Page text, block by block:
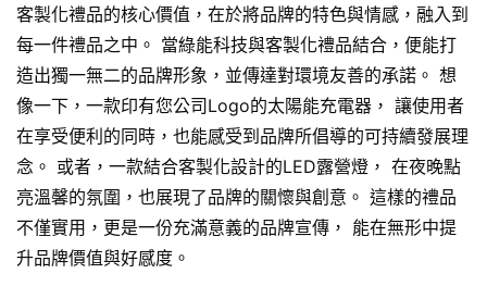
客製化禮品的核心價值，在於將品牌的特色與情感，融入到
每一件禮品之中。 當綠能科技與客製化禮品結合，便能打
造出獨一無二的品牌形象，並傳達對環境友善的承諾。 想
像一下，一款印有您公司Logo的太陽能充電器， 讓使用者
在享受便利的同時，也能感受到品牌所倡導的可持續發展理
念。 或者，一款結合客製化設計的LED露營燈， 在夜晚點
亮溫馨的氛圍，也展現了品牌的關懷與創意。 這樣的禮品
不僅實用，更是一份充滿意義的品牌宣傳， 能在無形中提
升品牌價值與好感度。